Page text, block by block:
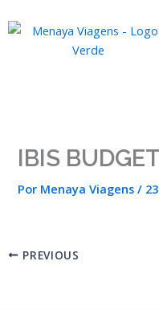
para
IBIS
Por Menaya Viagens/
PREVIOUS